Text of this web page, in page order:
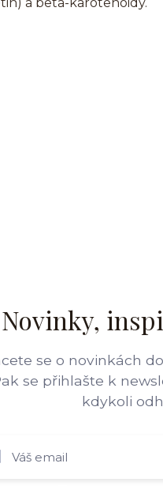
Novinky,
se o novinkách
se přihlašte k
kdykoli